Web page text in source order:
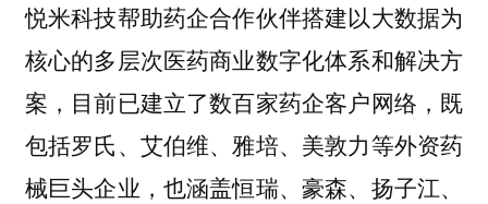
悦米科技帮助药企合作伙伴搭建以大数据为
核心的多层次医药商业数字化体系和解决方
案，目前已建立了数百家药企客户网络，既
包括罗氏、艾伯维、雅培、美敦力等外资药
械巨头企业，也涵盖恒瑞、豪森、扬子江、